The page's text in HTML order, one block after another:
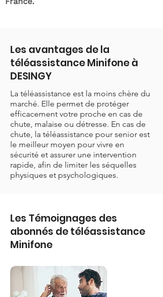
Les avantages de la
téléassistance Minifone à
DESINGY
La téléassistance est la moins chère du
marché. Elle permet de protéger
efficacement votre proche en cas de
chute, malaise ou détresse. En cas de
chute, la téléassistance pour senior est
le meilleur moyen pour vivre en
sécurité et assurer une intervention
rapide, afin de limiter les séquelles
physiques et psychologiques.
Les Témoignages des
abonnés de téléassistance
Minifone